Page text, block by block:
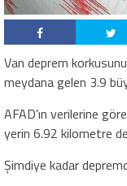
Van deprem
meydana gelen 3.9
AFAD’ın verilerine
yerin 6.92 kilometre
Şimdiye kadar